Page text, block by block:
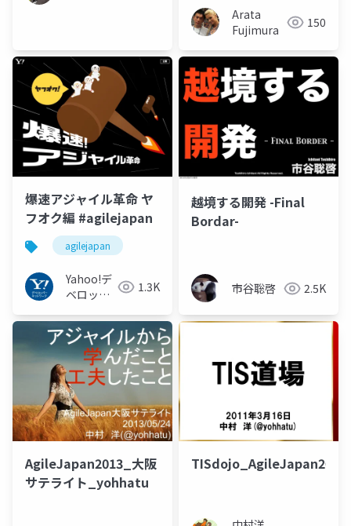
Arata
Fujimura
150
爆速アジャイル革命 ヤ
フオク編 #agilejapan
agilejapan
Yahoo!デ
ベロッパ
ワーク
1.3K
越境する開発 -Final
Bordar-
市谷聡啓 2.5K
AgileJapan2013_大阪
サテライト_yohhatu
TISdojo_AgileJapan2012